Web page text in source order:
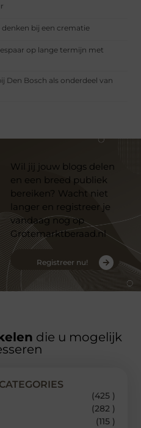
bij een crematie
op lange termijn met
Den Bosch als onderdeel van
Wil jij jouw blogs delen
en een breed publiek
bereiken? Wacht niet
langer en registreer je
vandaag nog op
Grotemarktberaad.nl
Registreer nu!
die u mogelijk
(425 )
(282 )
(115 )